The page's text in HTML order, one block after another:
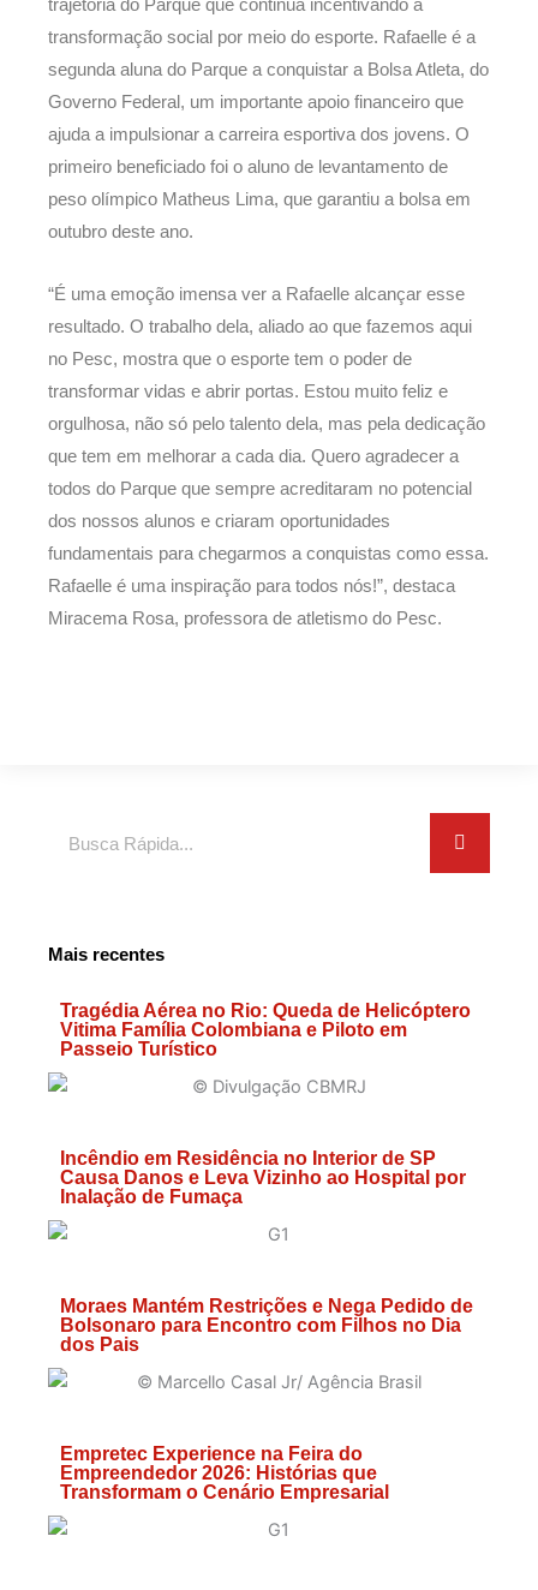
trajetória do Parque que continua incentivando a
transformação social por meio do esporte. Rafaelle é a
segunda aluna do Parque a conquistar a Bolsa Atleta, do
Governo Federal, um importante apoio financeiro que
ajuda a impulsionar a carreira esportiva dos jovens. O
primeiro beneficiado foi o aluno de levantamento de
peso olímpico Matheus Lima, que garantiu a bolsa em
outubro deste ano.
“É uma emoção imensa ver a Rafaelle alcançar esse
resultado. O trabalho dela, aliado ao que fazemos aqui
no Pesc, mostra que o esporte tem o poder de
transformar vidas e abrir portas. Estou muito feliz e
orgulhosa, não só pelo talento dela, mas pela dedicação
que tem em melhorar a cada dia. Quero agradecer a
todos do Parque que sempre acreditaram no potencial
dos nossos alunos e criaram oportunidades
fundamentais para chegarmos a conquistas como essa.
Rafaelle é uma inspiração para todos nós!”, destaca
Miracema Rosa, professora de atletismo do Pesc.
Mais recentes
Tragédia Aérea no Rio: Queda de Helicóptero
Vitima Família Colombiana e Piloto em
Passeio Turístico
Incêndio em Residência no Interior de SP
Causa Danos e Leva Vizinho ao Hospital por
Inalação de Fumaça
Moraes Mantém Restrições e Nega Pedido de
Bolsonaro para Encontro com Filhos no Dia
dos Pais
Empretec Experience na Feira do
Empreendedor 2026: Histórias que
Transformam o Cenário Empresarial